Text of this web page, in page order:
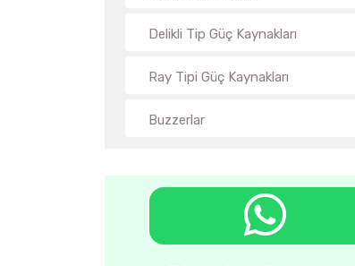
Delikli Tip Güç Kaynakları
Ray Tipi Güç Kaynakları
Buzzerlar